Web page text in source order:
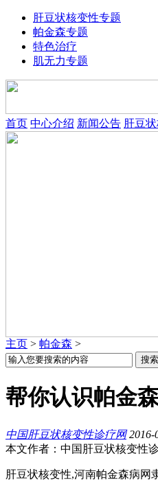
肝豆状核变性专题
帕金森专题
特色治疗
肌无力专题
首页 中心介绍 新闻公告 肝豆
主页 > 帕金森 >
帮你认识帕金
中国肝豆状核变性诊疗网 2016-
本文作者：中国肝豆状核变性
肝豆状核变性,河南帕金森病网